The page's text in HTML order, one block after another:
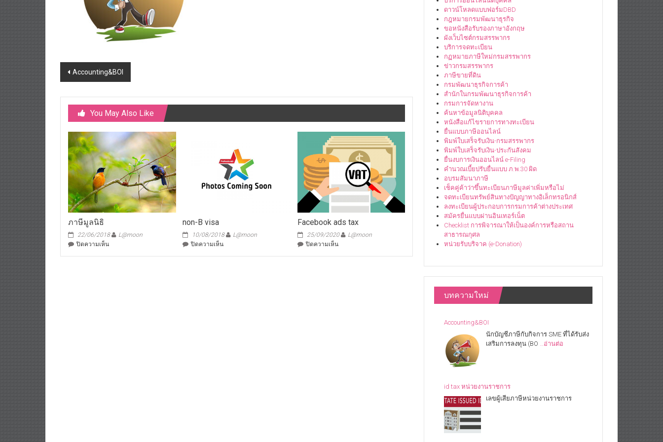
Post
navigation
Accounting&BOI
You May Also Like
ภาษีมูลนิธิ
22/06/2018
L@moon
ปิดความเห็นบน
non-B visa
10/08/2018
L@moon
ปิดความเห็นบน
Facebook ads tax
25/09/2020
L@moon
ปิดความเห็นบน
ดาวน์โหลดแบบฟอร์มDBD
กฎหมายกรมพัฒนาธุรกิจ
ขอหนังสือรับรองภาษาอังกฤษ
ผังเว็บไซต์กรมสรรพากร
บริการจดทะเบียน
กฏหมายภาษีใหม่กรมสรรพากร
ข่าวกรมสรรพากร
ภาษีขายที่ดิน
กรมพัฒนาธุรกิจการค้า
สำนักในกรมพัฒนาธุรกิจการค้า
กรมการจัดหางาน
ค้นหาข้อมูลนิติบุคคล
หนังสือแก้ไขรายการทางทะเบียน
ยื่นแบบภาษีออนไลน์
พิมพ์ใบเสร็จรับเงิน-กรมสรรพากร
พิมพ์ใบเสร็จรับเงิน-ประกันสังคม
ยื่นงบการเงินออนไลน์ e-Filing
คำนวณเบี้ยปรับยื่นแบบ ภ.พ.30 ผิด
อบรมสัมนาภาษี
เช็คคู่ค้าว่าขึ้นทะเบียนภาษีมูลค่าเพิ่มหรือไม่
จดทะเบียนทรัพย์สินทางปัญญาทางอิเล็กทรอนิกส์
ลงทะเบียนผู้ประกอบการกรมการค้าต่างประเทศ
สมัครยื่นแบบผ่านอินเทอร์เน็ต
Checklist การพิจารณาให้เป็นองค์การหรือสถาน
สาธารณกุศล
หน่วยรับบริจาค (e-Donation)
บทความใหม่
Accounting&BOI
นักบัญชีภาษีกับกิจการ SME ที่ได้รับส่ง
เสริมการลงทุน (BO …อ่านต่อ
id tax หน่วยงานราชการ
เลขผู้เสียภาษีหน่วยงานราชการ